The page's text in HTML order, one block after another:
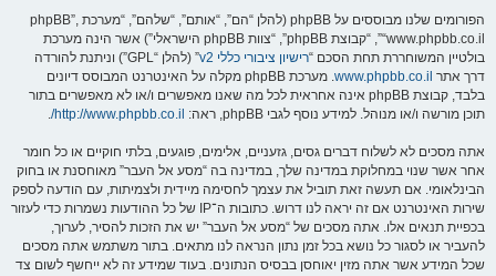
הפורומים שלנו מבוססים על phpBB (להלן “הם”, “אותם”, “שלהם”, “מערכת phpBB”,
“www.phpbb.co.il”, “קבוצת phpBB”, “צוות phpBB הישראלי”) אשר הינה מערכת
בולטיין המשוחררת תחת הסכם “רישיון ציבורי כללי v2
” (להלן “GPL”) וניתנת להורדה
דרך אתר www.phpbb.co.il
. מערכת phpBB מקלה על האינטרנט המבוסס דיונים
בלבד, קבוצת phpBB אינה אחראית לכל מה שאנו מאפשרים ו/או לא מאפשרים בתור
תוכן מורשה ו/או מנוהל. למידע נוסף לגבי phpBB, ראה:
http://www.phpbb.co.il/
.
אתה מסכים לא לשלוח דברים גסים, גזעניים, אלימים, פוגעים, בלתי חוקיים או כל חומר
אחר אשר שנוי במחלוקת במדינה שלך, במדינה בה “מסע אל העבר” מאוחסנת או בחוק
הבינלאומי. אם תעשה זאת תוביל את עצמך לחסימה מיידית ולצמיתות, עם הודעה לספק
שירות האינטרנט אם זה יראה לנו דרוש. כתובות ה־IP של כל ההודעות נשמרות כדי לעזור
בכפיית תנאים אלו. אתה מסכים של “מסע אל העבר” יש את הזכות להסיר, לערוך,
להעביר או לסגור כל נושא בכל זמן נתון הנראה לנו מתאים. בתור משתמש אתה מסכים
שכל המידע אשר אתה מזין יאוחסן בבסיס הנתונים. בעוד שמידע זה לא ייחשף לשום צד